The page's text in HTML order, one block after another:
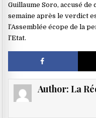
Guillaume Soro, accusé
semaine après le verdict
l’Assemblée écope de la
l’Etat.
Author: La